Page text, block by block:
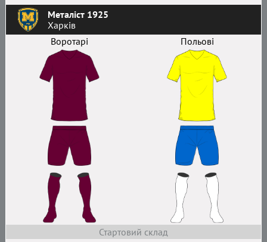
Металіст 1925
Харків
Воротарі
Польові
Стартовий склад